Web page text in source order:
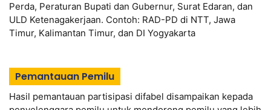
Perda, Peraturan Bupati dan Gubernur, Surat Edaran, dan
ULD Ketenagakerjaan. Contoh: RAD-PD di NTT, Jawa
Timur, Kalimantan Timur, dan DI Yogyakarta
Pemantauan Pemilu
Hasil pemantauan partisipasi difabel disampaikan kepada